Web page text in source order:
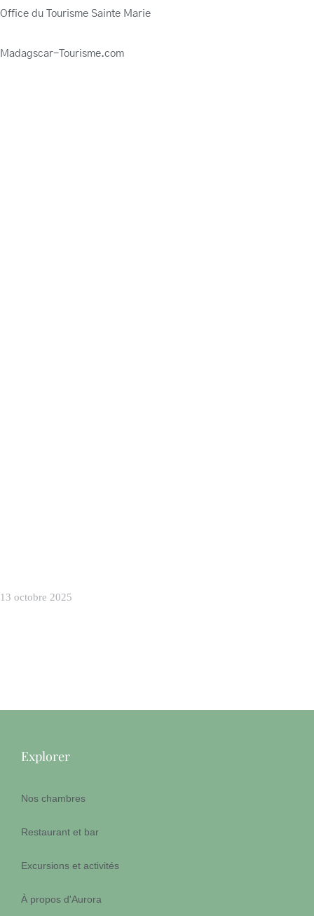
Office du Tourisme Sainte Marie
Madagscar-Tourisme.com
13 octobre 2025
Explorer
Nos chambres
Restaurant et bar
Excursions et activités
À propos d'Aurora